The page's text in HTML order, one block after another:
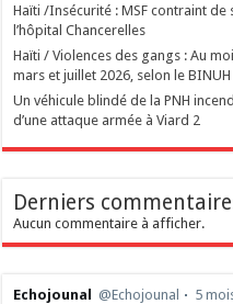
Haïti /Insécurité : MSF contraint de
l’hôpital Chancerelles
Haïti / Violences des gangs : Au
mars et juillet 2026, selon le BINUH
Un véhicule blindé de la PNH
d’une attaque armée à Viard 2
Derniers
Aucun commentaire à afficher.
Echojounal @Echojounal
5